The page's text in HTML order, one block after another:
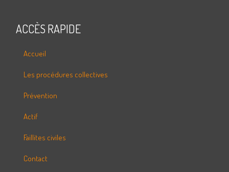
ACCÈS RAPIDE
Accueil
Les procédures collectives
Prévention
Actif
Faillites civiles
Contact